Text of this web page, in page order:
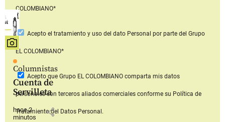
Columnistas
Cuenta de
Servilleta
hace 2
minutos
share
COLOMBIANO*
Acepto el tratamiento y uso del dato Personal por parte del Grupo
EL COLOMBIANO*
Acepto que Grupo EL COLOMBIANOcomparta mis datos
personales con terceros aliados comerciales conforme su Política de
Tratamiento del Datos Personal.